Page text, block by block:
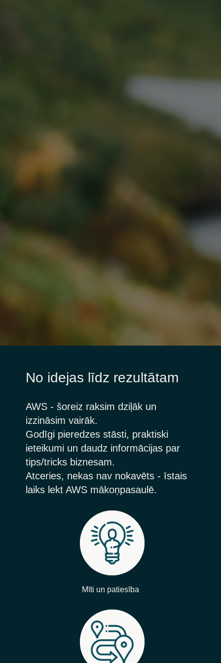
No idejas līdz rezultātam
AWS - šoreiz raksim dziļāk un
izzināsim vairāk.
Godīgi pieredzes stāsti, praktiski
ieteikumi un daudz informācijas par
tips/tricks biznesam.
Atceries, nekas nav nokavēts - īstais
laiks lekt AWS mākoņpasaulē.
Mīti un patiesība